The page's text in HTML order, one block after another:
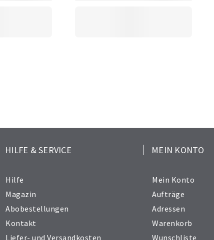
HILFE & SERVICE
Hilfe
Magazin
Abobestellungen
Kontakt
Liefer- und Versandkosten
MEIN KONTO
Mein Konto
Aufträge
Adressen
Warenkorb
Wunschliste